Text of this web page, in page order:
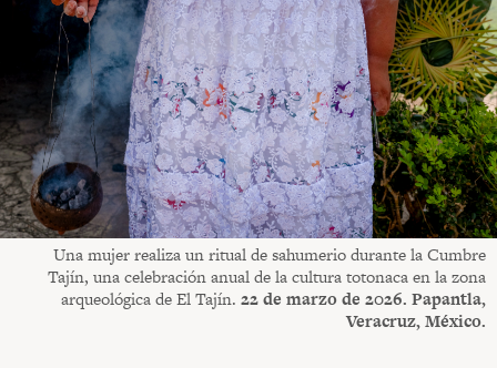
Una mujer realiza un ritual de sahumerio durante la Cumbre
Tajín, una celebración anual de la cultura totonaca en la zona
arqueológica de El Tajín. 22 de marzo de 2026. Papantla,
Veracruz, México.